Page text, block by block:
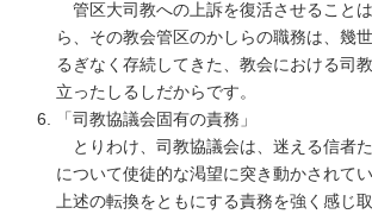
管区大司教への上訴を復活させること
ら、その教会管区のかしらの職務は、幾
るぎなく存続してきた、教会における司
立ったしるしだからです。
「司教協議会固有の責務」
とりわけ、司教協議会は、迷える信者
について使徒的な渇望に突き動かされて
上述の転換をともにする責務を強く感じ